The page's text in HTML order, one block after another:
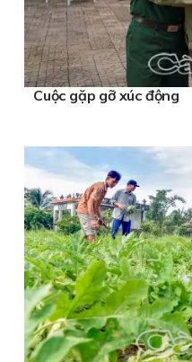
Cuộc gặp gỡ xúc động